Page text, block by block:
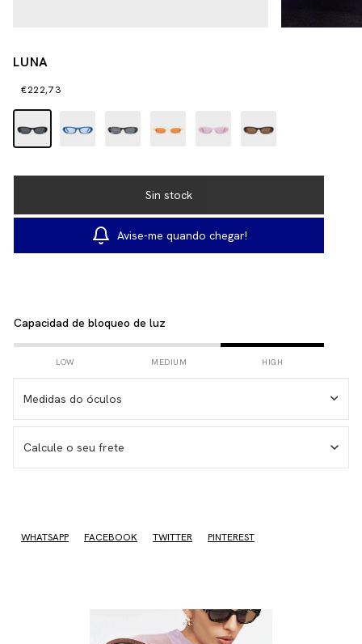
LUNA
€222,73
Avise-me quando chegar!
Capacidad de bloqueo de luz
LOW MEDIUM HIGH
Medidas do óculos
Calcule o seu frete
WHATSAPP FACEBOOK TWITTER PINTEREST